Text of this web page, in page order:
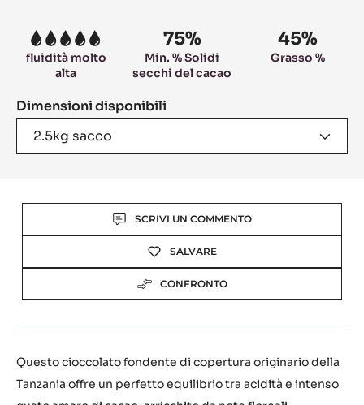
5
fluidità molto
alta
75%
Min. % Solidi
secchi del cacao
45%
Grasso %
Dimensioni disponibili
2.5kg sacco
SCRIVI UN COMMENTO
SALVARE
CONFRONTO
Questo cioccolato fondente di copertura originario della
Tanzania offre un perfetto equilibrio tra acidità e intenso